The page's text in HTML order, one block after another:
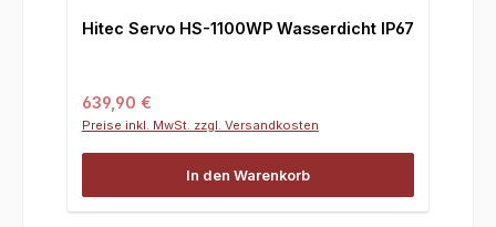
Hitec Servo HS-1100WP Wasserdicht IP67
Regulärer Preis:
639,90 €
Preise inkl. MwSt. zzgl. Versandkosten
In den Warenkorb